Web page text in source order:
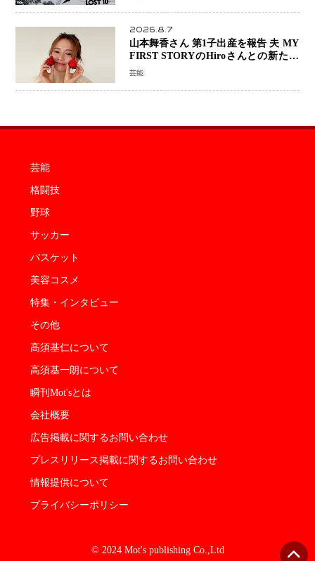
2026.8.7
山本舞香さん 第1子出産を報告 夫 MY
FIRST STORYのHiroさんとの新たな
家族生活「母子ともに健康」
芸能
芸能
格闘技
野球
サッカー
バスケット
美容コスメ
特集・インタビュー
その他
高須基仁について
高須基一朗について
瞬刊Mot'sとは
会社概要
広告掲載に関するお問い合わせ
プレスリリース掲載に関するお問い合わせ
情報提供について
プライバシーポリシー
© 2024 Mot's publishing Co.,Ltd